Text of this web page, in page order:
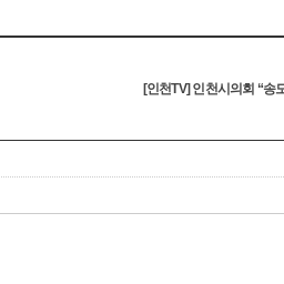
[인천TV] 인천시의회 “송